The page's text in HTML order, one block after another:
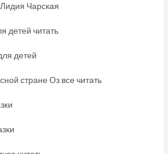
Чарская
детей читать
детей
стране Оз все читать